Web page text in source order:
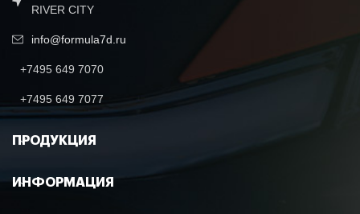
RIVER CITY
info@formula7d.ru
+7495 649 7070
+7495 649 7077
ПРОДУКЦИЯ
ИНФОРМАЦИЯ